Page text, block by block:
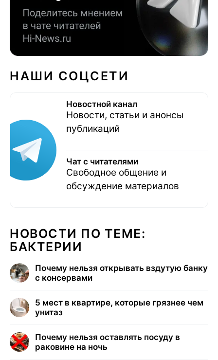
НАШИ СОЦСЕТИ
Новостной канал
Новости, статьи и анонсы
публикаций
Чат с читателями
Свободное общение и
обсуждение материалов
НОВОСТИ ПО ТЕМЕ:
БАКТЕРИИ
Почему нельзя открывать вздутую банку
с консервами
5 мест в квартире, которые грязнее чем
унитаз
Почему нельзя оставлять посуду в
раковине на ночь